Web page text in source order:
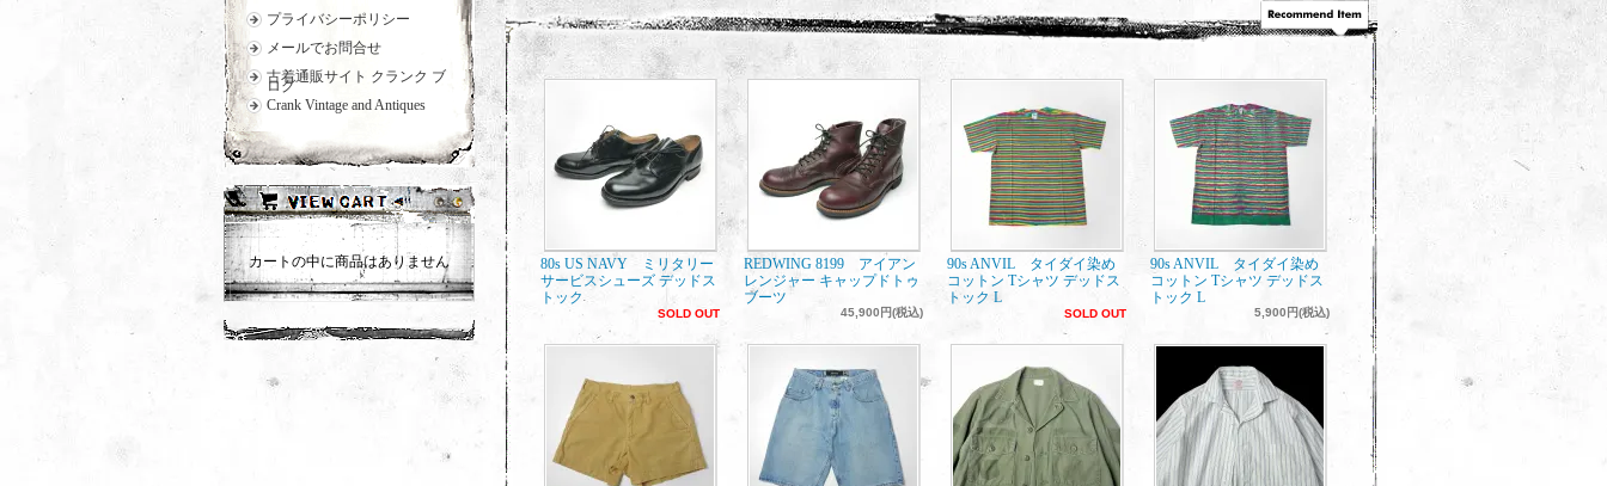
プライバシーポリシー
メールでお問合せ
古着通販サイト クランク ブ
ログ
Crank Vintage and Antiques
カートの中に商品はありません
◆ 年末年始 12/30 - 1/5 定休日 となります◆
1/6 より順次お問い合わせのご返答、商品発送をさせて頂きます。
ご迷惑をお掛けしますがご理解のほどよろしくお願いいたします。
10/15‐11/5*お休みとなります。
※ ご注文可能ですが商品発送、連絡は【 11/5日以降 】となります。
◆◇◆◇◆◆◇◆◇◆
◆◇◆◇◆◆◇◆◇◆
※ ご注文商品の発送、連絡は【 4/18日以降 】となります。
◆◇◆◇◆◆◇◆◇◆
80s US NAVY ミリタリー
サービスシューズ デッドス
トック
SOLD OUT
REDWING 8199 アイアン
レンジャー キャップドトゥ
ブーツ
45,900円(税込)
90s ANVIL タイダイ染め
コットン Tシャツ デッドス
トック L
SOLD OUT
90s ANVIL タイダイ染め
コットン Tシャツ デッドス
トック L
5,900円(税込)